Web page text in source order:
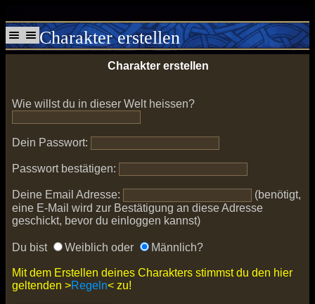
Charakter erstellen
Charakter erstellen
Wie willst du in dieser Welt heissen?
Dein Passwort:
Passwort bestätigen:
Deine Email Adresse:
(benötigt,
eine E-Mail wird zur Bestätigung an diese Adresse
geschickt, bevor du einloggen kannst)
Du bist Weiblich oder Männlich?
Mit dem Erstellen deines Charakters stimmst du den hier
geltenden >Regeln< zu!